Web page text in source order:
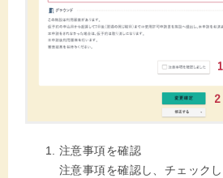
注意事項を確認
注意事項を確認し、チェックし